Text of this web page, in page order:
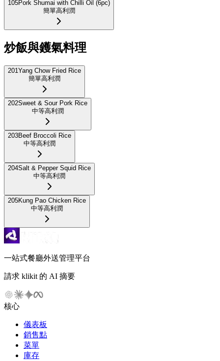
105Pork Shumai with Chilli Oil (6pc)
簡單高利潤
炒飯與鑊氣料理
201Yang Chow Fried Rice
簡單高利潤
202Sweet & Sour Pork Rice
中等高利潤
203Beef Broccoli Rice
中等高利潤
204Salt & Pepper Squid Rice
中等高利潤
205Kung Pao Chicken Rice
中等高利潤
一站式餐廳外送管理平台
請求 klikit 的 AI 摘要
核心
儀表板
銷售點
菜單
庫存